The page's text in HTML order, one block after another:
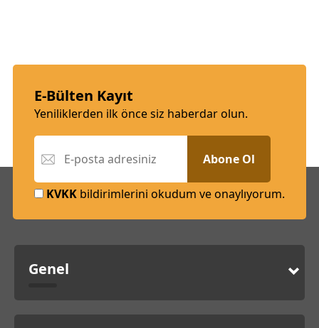
E-Bülten Kayıt
Yeniliklerden ilk önce siz haberdar olun.
Abone Ol
KVKK bildirimlerini okudum ve onaylıyorum.
Genel